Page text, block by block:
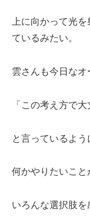
上に向かって光
ているみたい。
雲さんも今日なオ
「この考え方で大
と言っているよう
何かやりたいこと
いろんな選択肢を